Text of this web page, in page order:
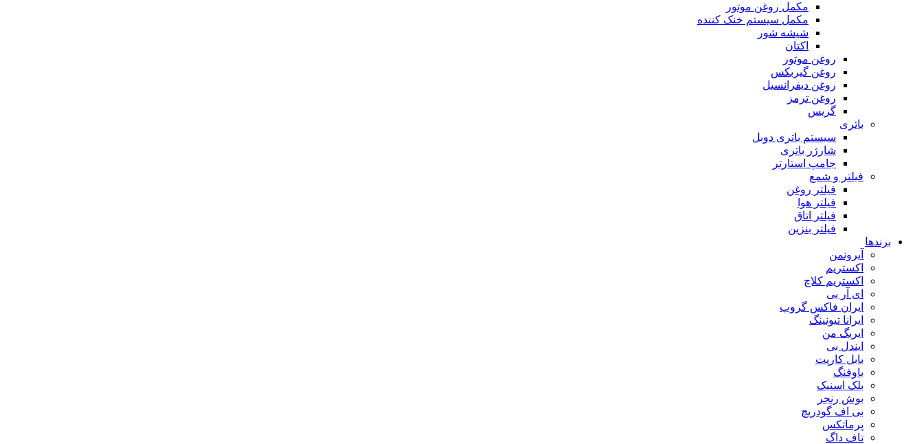
مکمل روغن موتور
مکمل سیستم خنک کننده
شیشه شور
اکتان
روغن موتور
روغن گیربکس
روغن دیفرانسیل
روغن ترمز
گریس
باتری
سیستم باتری دوبل
شارژر باتری
جامپ استارتر
فیلتر و شمع
فیلتر روغن
فیلتر هوا
فیلتر اتاق
فیلتر بنزین
برندها
آیرونمن
اکستریم
اکستریم کلاچ
ای آر بی
ایران فاکس گروپ
ایرانا تیونینگ
ایربگ من
ایندل بی
بابل کارپت
باوفنگ
بلک اسنیک
بوش رنجر
بی اف گودریچ
پرماتکس
تاف داگ